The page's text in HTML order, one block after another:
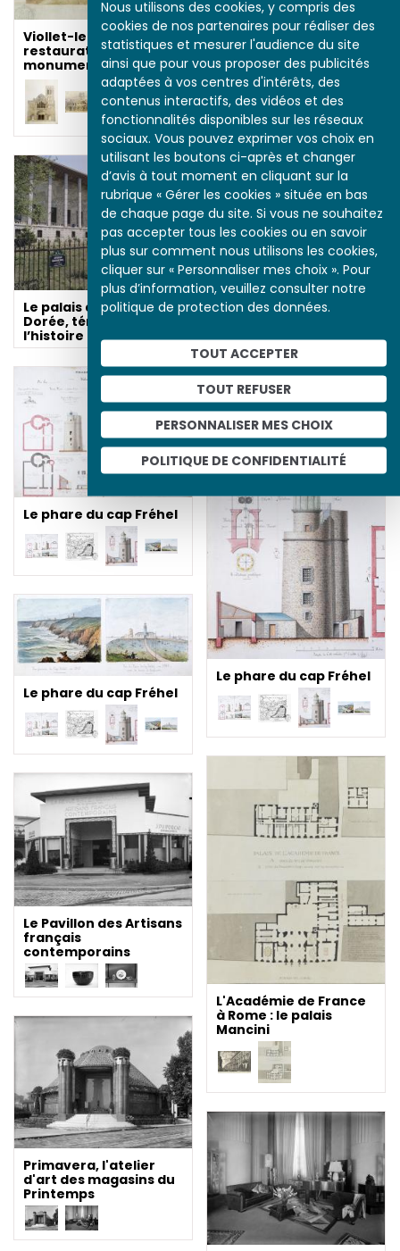
Nous utilisons des cookies, y compris des
cookies de nos partenaires pour réaliser des
statistiques et mesurer l'audience du site
ainsi que pour vous proposer des publicités
adaptées à vos centres d'intérêts, des
contenus interactifs, des vidéos et des
fonctionnalités disponibles sur les réseaux
sociaux. Vous pouvez exprimer vos choix en
utilisant les boutons ci-après et changer
d’avis à tout moment en cliquant sur la
rubrique « Gérer les cookies » située en bas
de chaque page du site. Si vous ne souhaitez
pas accepter tous les cookies ou en savoir
plus sur comment nous utilisons les cookies,
cliquer sur « Personnaliser mes choix ». Pour
plus d’information, veuillez consulter notre
politique de protection des données.
TOUT ACCEPTER
TOUT REFUSER
PERSONNALISER MES CHOIX
POLITIQUE DE CONFIDENTIALITÉ
Viollet-le-Duc et la
restauration
monumentale
restauration
monumentale
Le palais de la Porte-
Dorée, témoignage de
l’histoire coloniale
Le phare du cap Fréhel
Le phare du cap Fréhel
Le phare du cap Fréhel
L'Académie de France
à Rome : le palais
Mancini
Le Pavillon des Artisans
français
contemporains
Primavera, l'atelier
d'art des magasins du
Printemps